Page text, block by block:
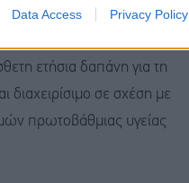
Data Access Privacy Policy
ετήσια δαπάνη για τη
διαχειρίσιμο σε σχέση με
πρωτοβάθμιας υγείας